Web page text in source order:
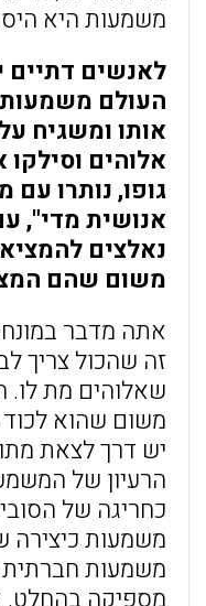
משמעות היא
לאנשים
העולם
אותו ומשגיח
אלוהים
גופו, נותרו
אנושית מדי",
נאלצים
משום שהם
אתה מדבר
זה שהכול צריך
שאלוהים מת לו.
משום שהוא
יש דרך לצאת
הרעיון של
כחריגה של
משמעות כיצירה
משמעות חברתית